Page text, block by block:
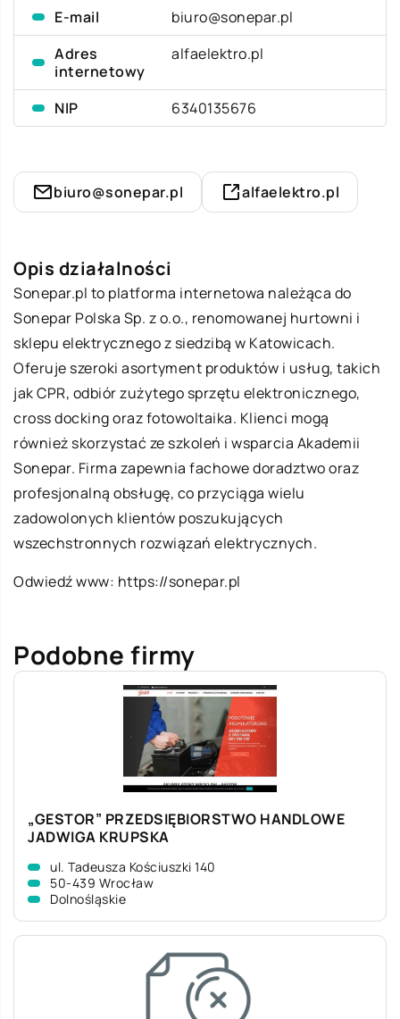
E-mail
biuro@sonepar.pl
Adres
internetowy
alfaelektro.pl
NIP 6340135676
biuro@sonepar.pl alfaelektro.pl
Opis działalności
Sonepar.pl to platforma internetowa należąca do
Sonepar Polska Sp. z o.o., renomowanej hurtowni i
sklepu elektrycznego z siedzibą w Katowicach.
Oferuje szeroki asortyment produktów i usług, takich
jak CPR, odbiór zużytego sprzętu elektronicznego,
cross docking oraz fotowoltaika. Klienci mogą
również skorzystać ze szkoleń i wsparcia Akademii
Sonepar. Firma zapewnia fachowe doradztwo oraz
profesjonalną obsługę, co przyciąga wielu
zadowolonych klientów poszukujących
wszechstronnych rozwiązań elektrycznych.
Odwiedź www: https://sonepar.pl
Podobne firmy
„GESTOR” PRZEDSIĘBIORSTWO HANDLOWE
JADWIGA KRUPSKA
ul. Tadeusza Kościuszki 140
50-439 Wrocław
Dolnośląskie